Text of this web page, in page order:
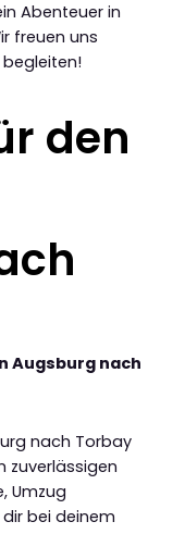
Abenteuer in
freuen uns
den
Augsburg nach
nach Torbay
zuverlässigen
Umzug
bei deinem